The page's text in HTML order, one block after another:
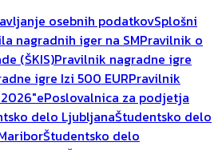
osebnih podatkovSplošni
nagradnih iger na SMPravilnik o
(ŠKIS)Pravilnik nagradne igre
igre Izi 500 EURPravilnik
ePoslovalnica za podjetja
delo LjubljanaŠtudentsko delo
Študentsko delo